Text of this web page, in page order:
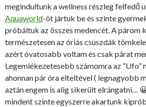
megindultunk a wellness részleg felfedő
Aquaworld-öt jártuk be és szinte
próbáltuk az összes medencét. A párom
természetesen az óriás csúszdák
azért óvatosabb voltam és csak párat
Legemlékezetesebb számomra az “Ufo”
ahonnan pár óra elteltével ( legnagyobb
aztán engem is alig sikerült elrángatni…
mindent szinte egyszerre akartunk